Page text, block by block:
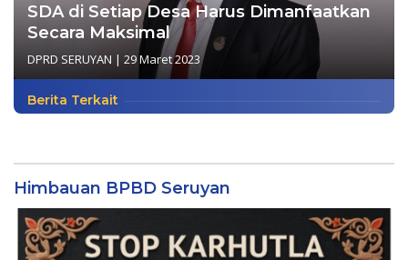
SDA di Setiap Desa Harus Dimanfaatkan
Secara Maksimal
DPRD SERUYAN | 29 Maret 2023
Berita Terkait
Himbauan BPBD Seruyan